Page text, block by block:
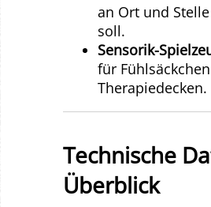
an Ort und
soll.
Sensorik-
für
Therapiedecken.
Technische
Überblick